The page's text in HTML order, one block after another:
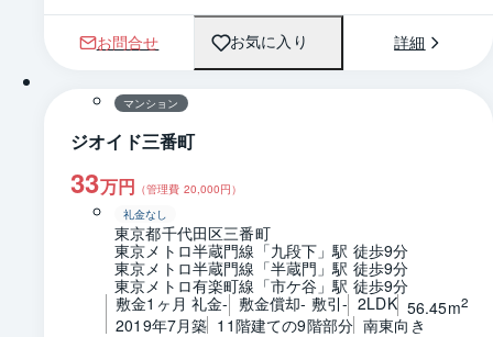
お問合せ お気に入り 詳細
1 / 0 間取り
マンション
ジオイド三番町
33万円 （管理費 20,000円）
礼金なし
東京都千代田区三番町
東京メトロ半蔵門線「九段下」駅 徒歩9分
東京メトロ半蔵門線「半蔵門」駅 徒歩9分
東京メトロ有楽町線「市ケ谷」駅 徒歩9分
敷金1ヶ月 礼金- 敷金償却- 敷引- 2LDK 56.45m2
2019年7月築 11階建ての9階部分 南東向き